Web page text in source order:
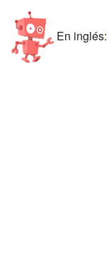
En inglés: